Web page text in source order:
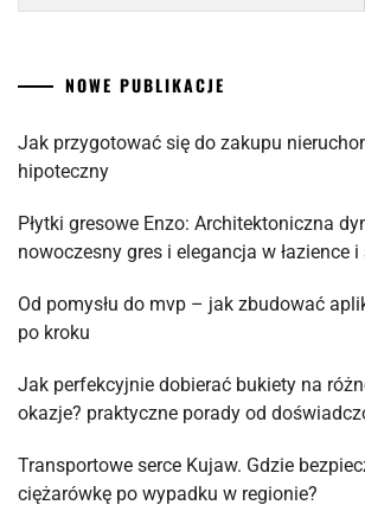
NOWE PUBLIKACJE
Jak przygotować się do zakupu
hipoteczny
Płytki gresowe Enzo: Architektoniczna
nowoczesny gres i elegancja w łazience
Od pomysłu do mvp – jak zbudować
po kroku
Jak perfekcyjnie dobierać bukiety na
okazje? praktyczne porady od
Transportowe serce Kujaw. Gdzie
ciężarówkę po wypadku w regionie?